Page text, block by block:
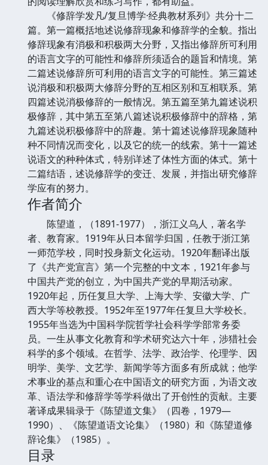
《修辞学发凡/复旦博学·经典教材系列》共分十二
篇。第一篇概括地述说修辞现象和修辞学的全貌。指出
修辞现象有消极和积极两大分野，又指出修辞所可利用
的语言文字的可能性和修辞所须适合的题旨和情境。第
二篇述说修辞所可利用的语言文字的可能性。第三篇述
说消极和积极两大修辞分野的互相区别和互相联系。第
四篇述说消极修辞的一般情况。第五篇至第九篇述说积
极修辞，其中第五至第八篇述说积极修辞中的辞格，第
九篇述说积极修辞中的辞趣。第十篇述说修辞现象随种
种不同情况而变化，以及它的统一的线索。第十一篇述
说语文的种种体式，特别详述了体性方面的体式。第十
二篇结语，述说修辞学的变迁、发展，并指出研究修辞
学应有的努力。
作者简介
陈望道，（1891-1977），浙江义乌人，著名学
者、教育家。1919年从日本留学归国，任教于浙江第
一师范学校，同时投身新文化运动。1920年翻译出版
了《共产党宣言》第一个完整的中文本，1921年参与
中国共产党的创立，为中国共产党的早期活动家。
1920年起，历任复旦大学、上海大学、安徽大学、广
西大学等校教授。1952年至1977年任复旦大学校长。
1955年当选为中国科学院哲学社会科学学部常务委
员。一生从事文化教育和学术研究达六十年，涉猎社会
科学的多个领域。在哲学、法学、政治学、伦理学、因
明学、美学、文艺学、新闻学等方面多有所成就；他学
术事业的基点和重心在中国语文的研究方面，为语文改
革、语法学和修辞学等学科做出了开创性的贡献。主要
著译成果辑录于《陈望道文集》（四卷，1979—
1990）、《陈望道语文论集》（1980）和《陈望道修
辞论集》（1985）。
目录